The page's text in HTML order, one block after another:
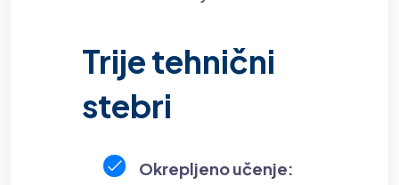
Trije tehnični
stebri
Okrepljeno učenje: